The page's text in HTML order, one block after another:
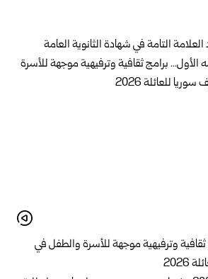
التامة في شهادة الثانوية العامة
وترفيهية موجهة للأسرة والطفل في